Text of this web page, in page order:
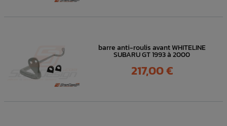
barre anti-roulis avant WHITELINE
SUBARU GT 1993 à 2000
Prix
217,00 €